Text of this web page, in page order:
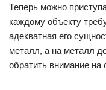
Теперь можно
каждому объекту
адекватная его
металл, а на металл
обратить внимание